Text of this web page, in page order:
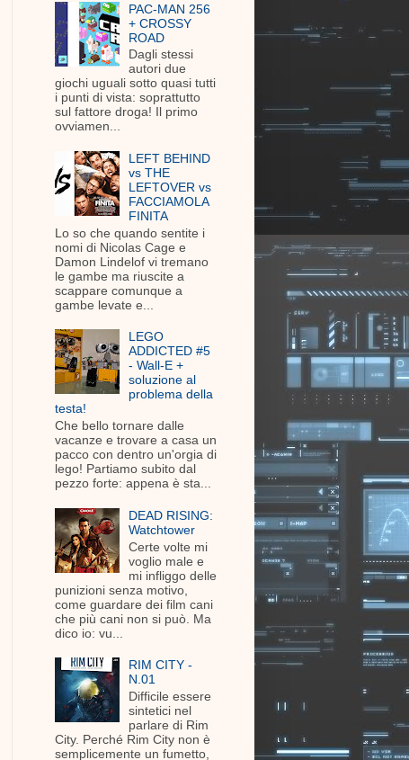
PAC-MAN 256
+ CROSSY
ROAD
Dagli stessi
autori due
giochi uguali sotto quasi tutti
i punti di vista: soprattutto
sul fattore droga! Il primo
ovviamen...
LEFT BEHIND
vs THE
LEFTOVER vs
FACCIAMOLA
FINITA
Lo so che quando sentite i
nomi di Nicolas Cage e
Damon Lindelof vi tremano
le gambe ma riuscite a
scappare comunque a
gambe levate e...
LEGO
ADDICTED #5
- Wall-E +
soluzione al
problema della
testa!
Che bello tornare dalle
vacanze e trovare a casa un
pacco con dentro un'orgia di
lego! Partiamo subito dal
pezzo forte: appena è sta...
DEAD RISING:
Watchtower
Certe volte mi
voglio male e
mi infliggo delle
punizioni senza motivo,
come guardare dei film cani
che più cani non si può. Ma
dico io: vu...
RIM CITY -
N.01
Difficile essere
sintetici nel
parlare di Rim
City. Perché Rim City non è
semplicemente un fumetto,